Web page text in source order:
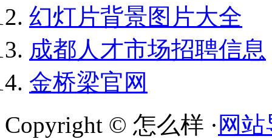
幻灯片背景图片大全
成都人才市场招聘信息
金桥梁官网
Copyright © 怎么样 · 网